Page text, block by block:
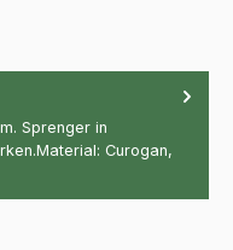
Sprenger in
Curogan,